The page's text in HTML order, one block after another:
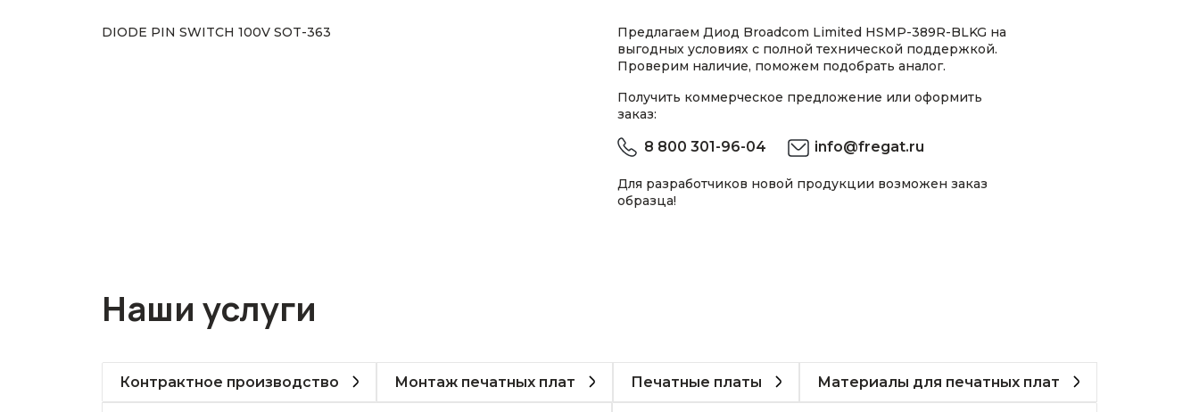
DIODE PIN SWITCH 100V SOT-363
Предлагаем Диод Broadcom Limited HSMP-389R-BLKG на
выгодных условиях с полной технической поддержкой.
Проверим наличие, поможем подобрать аналог.
Получить коммерческое предложение или оформить
заказ:
8 800 301-96-04 info@fregat.ru
Для разработчиков новой продукции возможен заказ
образца!
Наши услуги
Контрактное производство Монтаж печатных плат Печатные платы Материалы для печатных плат